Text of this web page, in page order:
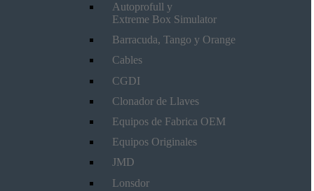
Autoprofull y
Extreme Box Simulator
Barracuda, Tango y Orange
Cables
CGDI
Clonador de Llaves
Equipos de Fabrica OEM
Equipos Originales
JMD
Lonsdor